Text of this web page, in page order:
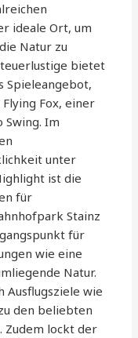
ideale Ort, um
Natur zu
bietet
Spieleangebot,
Fox, einer
Swing. Im
unter
ist die
für
Stainz
für
wie eine
Natur.
Ausflugsziele wie
den beliebten
Zudem lockt der